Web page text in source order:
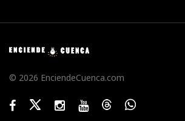
© 2026 EnciendeCuenca.com
FacebookTwitterInstagramYoutubeThreadsWhatsApp